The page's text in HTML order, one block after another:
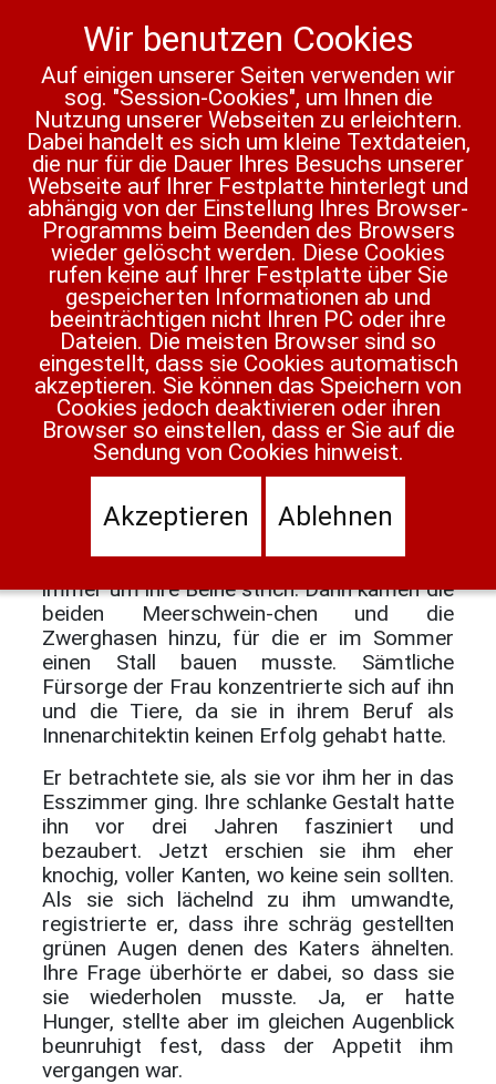
Vorheriger Beitrag: Wendepunkt
Zurück Nächster
Weiter
Wiedergutmachung
Seine Frau nahm ihm den Mantel ab, schob
die Hausschuh vor seine Füße und
erkundigte sich dabei wortreich, wie er den
Tag verbracht hatte. Er bot ihr die Wange
zum Kuss und brummte eine
unverständliche Antwort. Warm war es hier
im Haus, fast zu warm. Aus der Küche
duftete es nach Rouladen, seinem
Lieblingsessen. Doch wurde dieser Geruch
überlagert von den Ausdünstungen
zahlreicher Haustiere, mit denen seine Frau
ihre Freizeit verbrachte. Daran war er noch
irgendwo gerettet hatte und der nun wie
immer um ihre Beine strich. Dann kamen die
beiden Meerschwein-chen und die
Zwerghasen hinzu, für die er im Sommer
einen Stall bauen musste. Sämtliche
Fürsorge der Frau konzentrierte sich auf ihn
und die Tiere, da sie in ihrem Beruf als
Innenarchitektin keinen Erfolg gehabt hatte.
Er betrachtete sie, als sie vor ihm her in das
Esszimmer ging. Ihre schlanke Gestalt hatte
ihn vor drei Jahren fasziniert und
bezaubert. Jetzt erschien sie ihm eher
knochig, voller Kanten, wo keine sein sollten.
Als sie sich lächelnd zu ihm umwandte,
registrierte er, dass ihre schräg gestellten
grünen Augen denen des Katers ähnelten.
Ihre Frage überhörte er dabei, so dass sie
sie wiederholen musste. Ja, er hatte
Hunger, stellte aber im gleichen Augenblick
beunruhigt fest, dass der Appetit ihm
vergangen war.
Wir benutzen Cookies
Auf einigen unserer Seiten verwenden wir
sog. "Session-Cookies", um Ihnen die
Nutzung unserer Webseiten zu erleichtern.
Dabei handelt es sich um kleine Textdateien,
die nur für die Dauer Ihres Besuchs unserer
Webseite auf Ihrer Festplatte hinterlegt und
abhängig von der Einstellung Ihres Browser-
Programms beim Beenden des Browsers
wieder gelöscht werden. Diese Cookies
rufen keine auf Ihrer Festplatte über Sie
gespeicherten Informationen ab und
beeinträchtigen nicht Ihren PC oder ihre
Dateien. Die meisten Browser sind so
eingestellt, dass sie Cookies automatisch
akzeptieren. Sie können das Speichern von
Cookies jedoch deaktivieren oder ihren
Browser so einstellen, dass er Sie auf die
Sendung von Cookies hinweist.
Akzeptieren Ablehnen